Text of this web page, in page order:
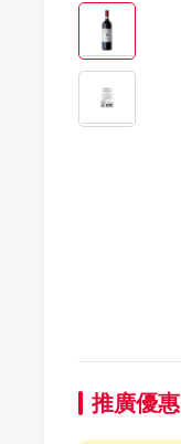
推廣優惠